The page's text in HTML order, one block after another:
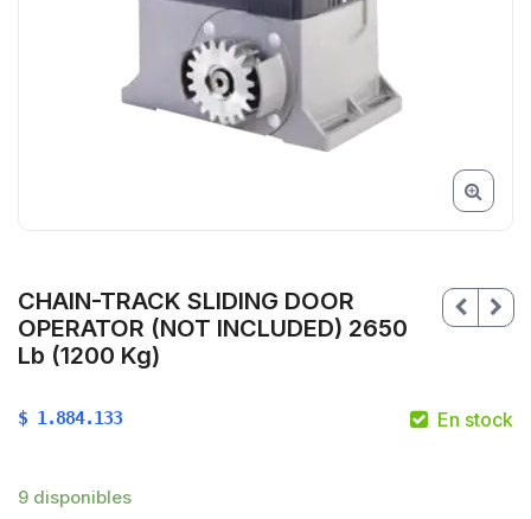
CHAIN-TRACK SLIDING DOOR
OPERATOR (NOT INCLUDED) 2650
Lb (1200 Kg)
$ 1.884.133 En stock
9 disponibles